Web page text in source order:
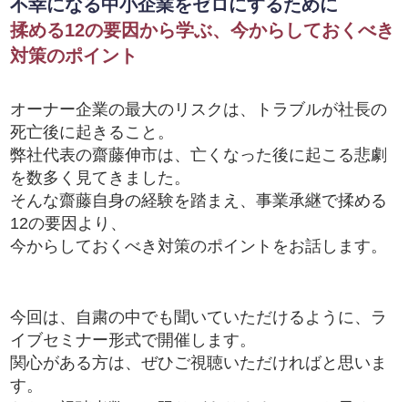
不幸になる中小企業をゼロにするために
揉める12の要因から学ぶ、今からしておくべき
対策のポイント
オーナー企業の最大のリスクは、トラブルが社長の
死亡後に起きること。
弊社代表の齋藤伸市は、亡くなった後に起こる悲劇
を数多く見てきました。
そんな齋藤自身の経験を踏まえ、事業承継で揉める
12の要因より、
今からしておくべき対策のポイントをお話します。
今回は、自粛の中でも聞いていただけるように、ラ
イブセミナー形式で開催します。
関心がある方は、ぜひご視聴いただければと思いま
す。